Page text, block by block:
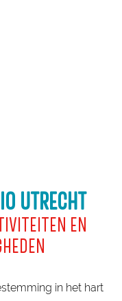
UTRECHT
EN
in het hart